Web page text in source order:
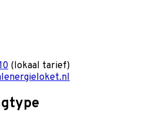
(lokaal tarief)